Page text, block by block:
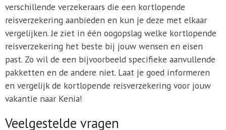
verschillende verzekeraars die een kortlopende
reisverzekering aanbieden en kun je deze met elkaar
vergelijken. Je ziet in één oogopslag welke kortlopende
reisverzekering het beste bij jouw wensen en eisen
past. Zo wil de een bijvoorbeeld specifieke aanvullende
pakketten en de andere niet. Laat je goed informeren
en vergelijk de kortlopende reisverzekering voor jouw
vakantie naar Kenia!
Veelgestelde vragen